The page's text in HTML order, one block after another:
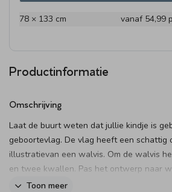
78 × 133 cm vanaf 54,99
Productinformatie
Omschrijving
Laat de buurt weten dat jullie kindje is
geboortevlag. De vlag heeft een schattig
illustratievan een walvis. Om de walvis
en twee kwallen. Pas het ontwerp naar
online editor.
Toon meer